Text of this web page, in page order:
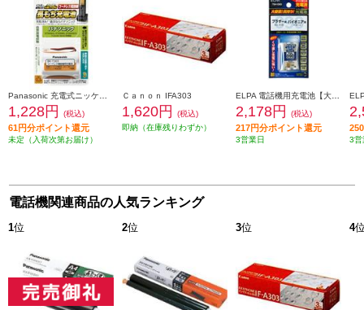
1,228円 (税込)
61円分ポイント還元
未定（入荷次第お届け）
Ｃａｎｏｎ IFA303
1,620円
(税込)
即納（在庫残りわずか）
2,178円 (税込)
217円分ポイント還元
3営業日 3営
電話機関連商品の人気ランキング
1位 2位 3位 4